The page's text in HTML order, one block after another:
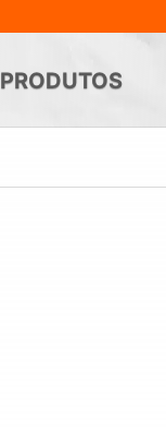
PRODUTOS